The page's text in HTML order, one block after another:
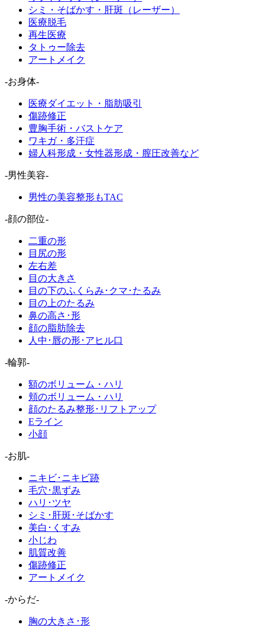
シミ・そばかす・肝斑（レーザー）
医療脱毛
再生医療
タトゥー除去
アートメイク
-お身体-
医療ダイエット・脂肪吸引
傷跡修正
豊胸手術・バストケア
ワキガ・多汗症
婦人科形成・女性器形成・膣圧改善など
-男性美容-
男性の美容整形もTAC
-顔の部位-
二重の形
目尻の形
左右差
目の大きさ
目の下のふくらみ･クマ･たるみ
目の上のたるみ
鼻の高さ･形
顔の脂肪除去
人中･唇の形･アヒル口
-輪郭-
額のボリューム・ハリ
頬のボリューム・ハリ
顔のたるみ整形･リフトアップ
Eライン
小顔
-お肌-
ニキビ･ニキビ跡
毛穴･黒ずみ
ハリ･ツヤ
シミ･肝斑･そばかす
美白･くすみ
小じわ
肌質改善
傷跡修正
アートメイク
-からだ-
胸の大きさ･形